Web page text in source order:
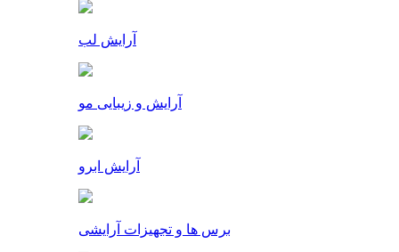
آرایش لب
آرایش و زیبایی مو
آرایش ابرو
برس ها و تجهیزات آرایشی